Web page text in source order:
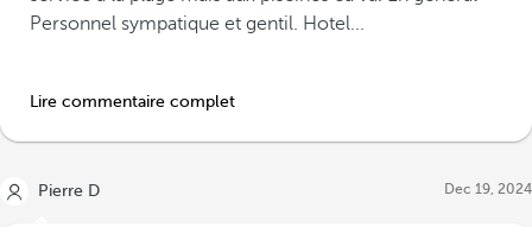
Personnel sympatique et gentil. Hotel...
Lire commentaire complet
Pierre D Dec 19, 2024